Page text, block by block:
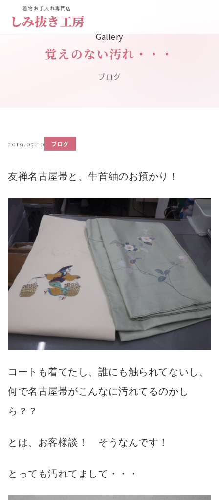
着物お手入れ専門店
しみ抜き工房
Gallery
覚えのない汚れ・・・
ブログ
2019.05.10 ブログ
友禅名古屋帯と、牛首紬のお預かり！
コートも着てたし、誰にも触られてないし、
何で名古屋帯がこんなに汚れてるのかし
ら？？
とは、お客様談！ そうなんです！
とっても汚れてまして・・・